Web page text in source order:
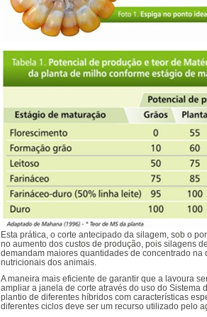
Esta prática, o corte antecipado da silagem, sob o
no aumento dos custos de produção, pois silagens
demandam maiores quantidades de concentrado na
nutricionais dos animais.
A maneira mais eficiente de garantir que a lavoura
ampliar a janela de corte através do uso do Sistema
plantio de diferentes híbridos com características
diferentes ciclos deve ser um recurso utilizado pelo